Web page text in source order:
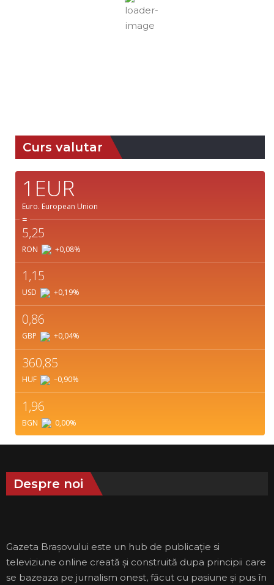
Curs valutar
1EUR
Euro. European Union
=
5,25
RON +0,08%
1,15
USD +0,19%
0,86
GBP +0,04%
360,85
HUF –0,90%
1,96
BGN 0,00%
Despre noi
Gazeta Brașovului este un hub de publicație si
televiziune online creată și construită dupa principii care
se bazeaza pe jurnalism onest, făcut cu pasiune și pus în